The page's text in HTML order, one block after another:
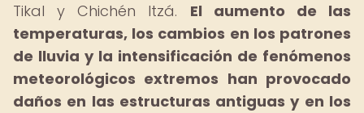
Tikal y Chichén Itzá. El aumento de las
temperaturas, los cambios en los patrones
de lluvia y la intensificación de fenómenos
meteorológicos extremos han provocado
daños en las estructuras antiguas y en los